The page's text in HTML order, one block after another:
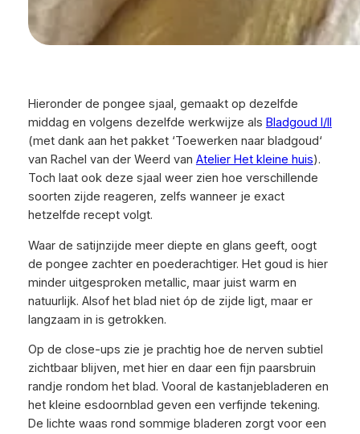
Hieronder de pongee sjaal, gemaakt op dezelfde
middag en volgens dezelfde werkwijze als Bladgoud I/II
(met dank aan het pakket ‘Toewerken naar bladgoud‘
van Rachel van der Weerd van Atelier Het kleine huis).
Toch laat ook deze sjaal weer zien hoe verschillende
soorten zijde reageren, zelfs wanneer je exact
hetzelfde recept volgt.
Waar de satijnzijde meer diepte en glans geeft, oogt
de pongee zachter en poederachtiger. Het goud is hier
minder uitgesproken metallic, maar juist warm en
natuurlijk. Alsof het blad niet óp de zijde ligt, maar er
langzaam in is getrokken.
Op de close-ups zie je prachtig hoe de nerven subtiel
zichtbaar blijven, met hier en daar een fijn paarsbruin
randje rondom het blad. Vooral de kastanjebladeren en
het kleine esdoornblad geven een verfijnde tekening.
De lichte waas rond sommige bladeren zorgt voor een